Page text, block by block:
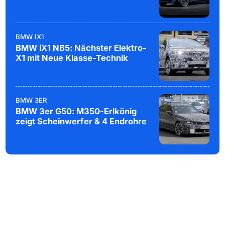
BMW IX1
BMW iX1 NB5: Nächster Elektro-
X1 mit Neue Klasse-Technik
BMW 3ER
BMW 3er G50: M350-Erlkönig
zeigt Scheinwerfer & 4 Endrohre